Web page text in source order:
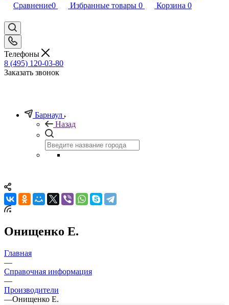
Сравнение0 Избранные товары 0 Корзина 0
Телефоны
8 (495) 120-03-80
Заказать звонок
Барнаул
Назад
Онищенко Е.
Главная
—
Справочная информация
—
Производители
—Онищенко Е.